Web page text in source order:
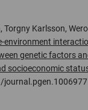
Karlsson,
environment
genetic factors
socioeconomic